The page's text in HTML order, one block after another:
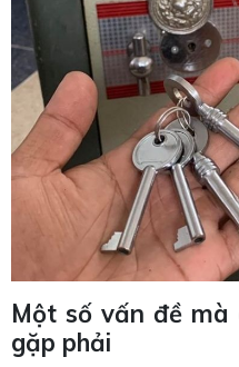
Một số vấn đề
gặp phải